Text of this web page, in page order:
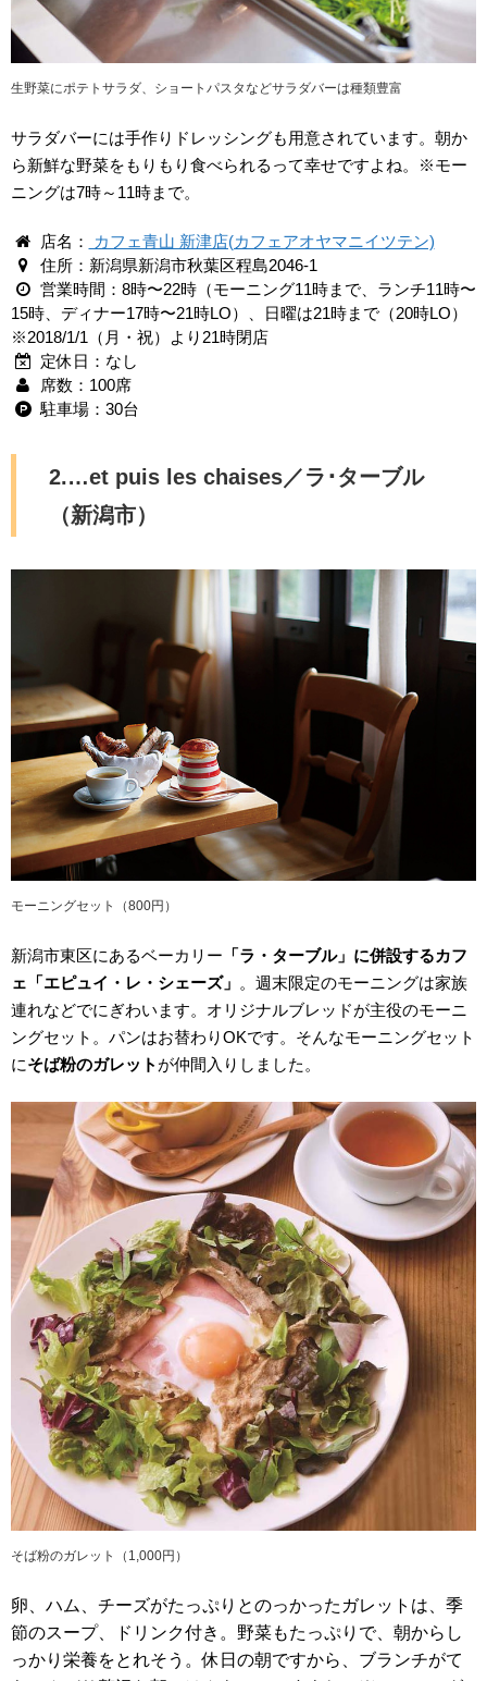
生野菜にポテトサラダ、ショートパスタなどサラダバーは種類豊富
サラダバーには手作りドレッシングも用意されています。朝か
ら新鮮な野菜をもりもり食べられるって幸せですよね。※モー
ニングは7時～11時まで。
店名：
カフェ青山 新津店(カフェアオヤマニイツテン)
住所：新潟県新潟市秋葉区程島2046-1
営業時間：8時〜22時（モーニング11時まで、ランチ11時〜
15時、ディナー17時〜21時LO）、日曜は21時まで（20時LO）
※2018/1/1（月・祝）より21時閉店
定休日：なし
席数：100席
駐車場：30台
2.…et puis les chaises／ラ･ターブル
（新潟市）
モーニングセット（800円）
新潟市東区にあるベーカリー 「ラ・ターブル」に併設するカフ
ェ「エピュイ・レ・シェーズ」 。週末限定のモーニングは家族
連れなどでにぎわいます。オリジナルブレッドが主役のモーニ
ングセット。パンはお替わりOKです。そんなモーニングセット
にそば粉のガレット が仲間入りしました。
そば粉のガレット（1,000円）
卵、ハム、チーズがたっぷりとのっかったガレットは、季
節のスープ、ドリンク付き。野菜もたっぷりで、朝からし
っかり栄養をとれそう。休日の朝ですから、ブランチがて